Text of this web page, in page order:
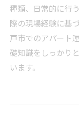
種類、日常的に行
際の現場経験に基
戸市でのアパート
礎知識をしっかり
います。